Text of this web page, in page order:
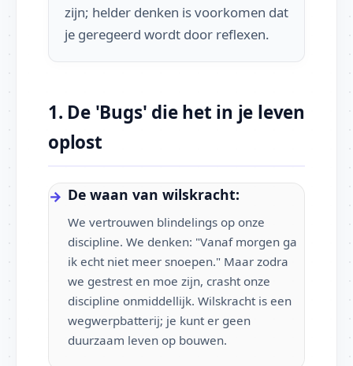
zijn; helder denken is voorkomen dat
je geregeerd wordt door reflexen.
1. De 'Bugs' die het in je leven
oplost
De waan van wilskracht:
We vertrouwen blindelings op onze
discipline. We denken: "Vanaf morgen ga
ik echt niet meer snoepen." Maar zodra
we gestrest en moe zijn, crasht onze
discipline onmiddellijk. Wilskracht is een
wegwerpbatterij; je kunt er geen
duurzaam leven op bouwen.